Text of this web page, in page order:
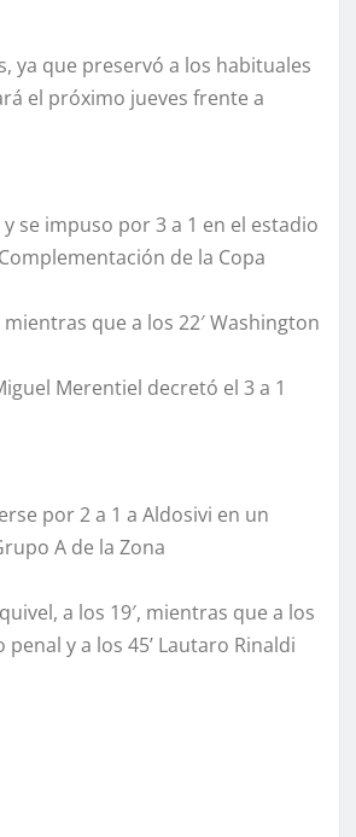
ya que preservó a los habituales
el próximo jueves frente a
se impuso por 3 a 1 en el estadio
de la Copa
que a los 22′ Washington
Merentiel decretó el 3 a 1
por 2 a 1 a Aldosivi en un
A de la Zona
a los 19′, mientras que a los
y a los 45’ Lautaro Rinaldi